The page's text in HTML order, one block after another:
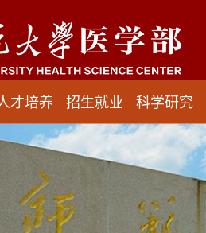
才培养 招生就业 科学研究